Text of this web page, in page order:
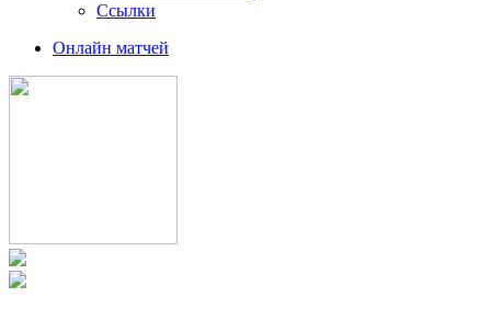
Ссылки
Онлайн матчей